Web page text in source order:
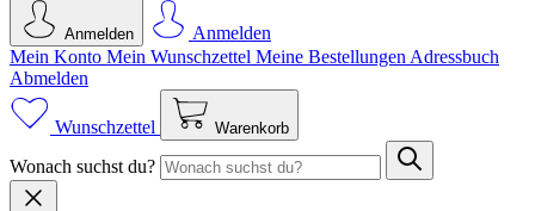
Anmelden
Anmelden
Mein Konto Mein Wunsch­zettel Meine Bestellungen Adressbuch
Abmelden
Wunschzettel Warenkorb
Wonach suchst du?